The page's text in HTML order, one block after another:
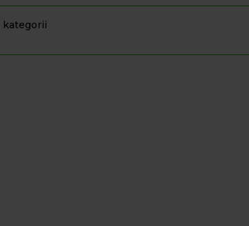
kategorii
Wystarczy umieścić go na przyczepce lub w